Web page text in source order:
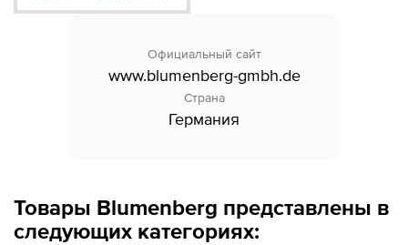
Официальный сайт
www.blumenberg-gmbh.de
Страна
Германия
Товары Blumenberg представлены в
следующих категориях: